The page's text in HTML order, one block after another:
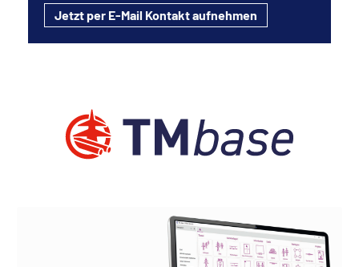
Jetzt per E-Mail Kontakt aufnehmen